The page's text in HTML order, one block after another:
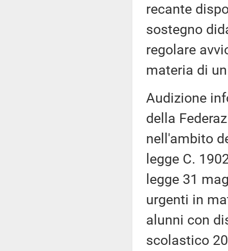
recante
sostegno
regolare
materia di
Audizione
della
nell'ambito
legge C.
legge 31
urgenti in
alunni con
scolastico